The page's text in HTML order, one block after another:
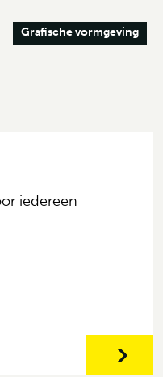
Grafische vormgeving
iedereen